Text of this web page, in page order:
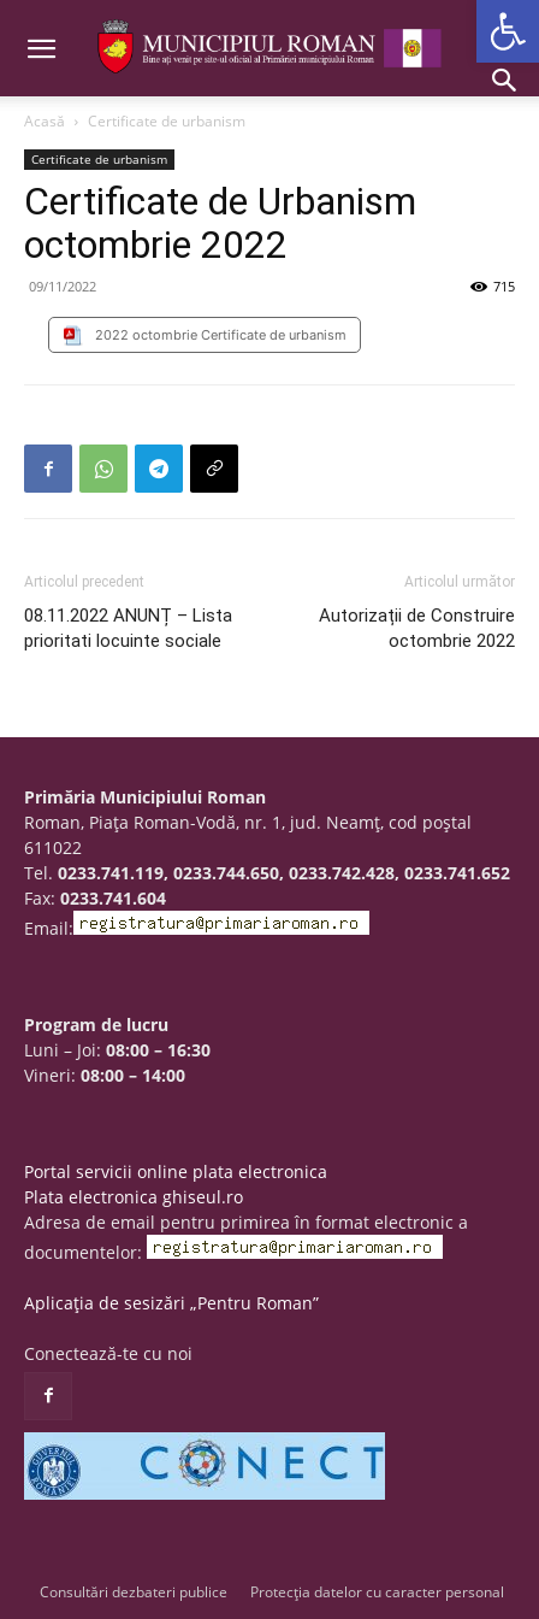
Acasă Certificate de urbanism
Certificate de urbanism
Certificate de Urbanism
octombrie 2022
09/11/2022 715
2022 octombrie Certificate de urbanism
Articolul precedent
08.11.2022 ANUNȚ – Lista
prioritati locuinte sociale
Articolul următor
Autorizații de Construire
octombrie 2022
Primăria Municipiului Roman
Roman, Piaţa Roman-Vodă, nr. 1, jud. Neamţ, cod poştal
611022
Tel. 0233.741.119, 0233.744.650, 0233.742.428, 0233.741.652
Fax: 0233.741.604
Email:
Program de lucru
Luni – Joi: 08:00 – 16:30
Vineri: 08:00 – 14:00
Portal servicii online plata electronica
Plata electronica ghiseul.ro
Adresa de email pentru primirea în format electronic a
documentelor:
Aplicația de sesizări „Pentru Roman”
Conectează-te cu noi
Consultări dezbateri publice Protecția datelor cu caracter personal